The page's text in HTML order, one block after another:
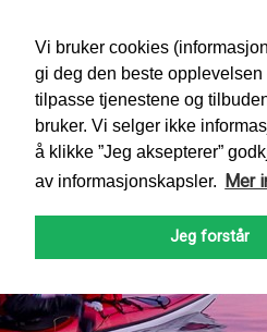
Vi bruker cookies
gi deg den beste opplevelsen
tilpasse tjenestene og
bruker. Vi selger ikke
å klikke ”Jeg aksepterer”
av informasjonskapsler.
Mer
Jeg forstår
MENY
Linkibio